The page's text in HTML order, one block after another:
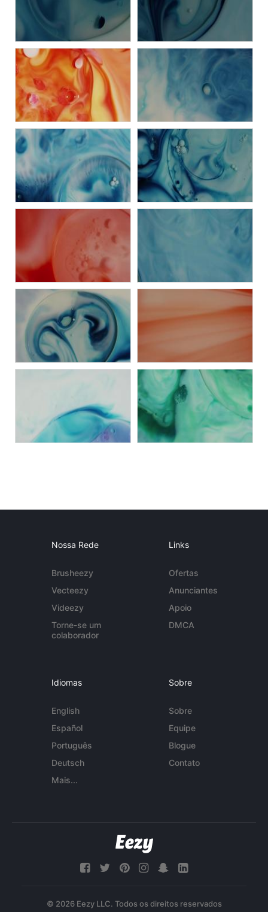
Nossa Rede
Brusheezy
Vecteezy
Videezy
Torne-se um
colaborador
Links
Ofertas
Anunciantes
Apoio
DMCA
Idiomas
English
Español
Português
Deutsch
Mais...
Sobre
Sobre
Equipe
Blogue
Contato
© 2026 Eezy LLC. Todos os direitos reservados